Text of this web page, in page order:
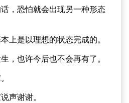
，恐怕就会出现另一种形态
上是以理想的状态完成的。
，也许今后也不会再有了。
声谢谢。